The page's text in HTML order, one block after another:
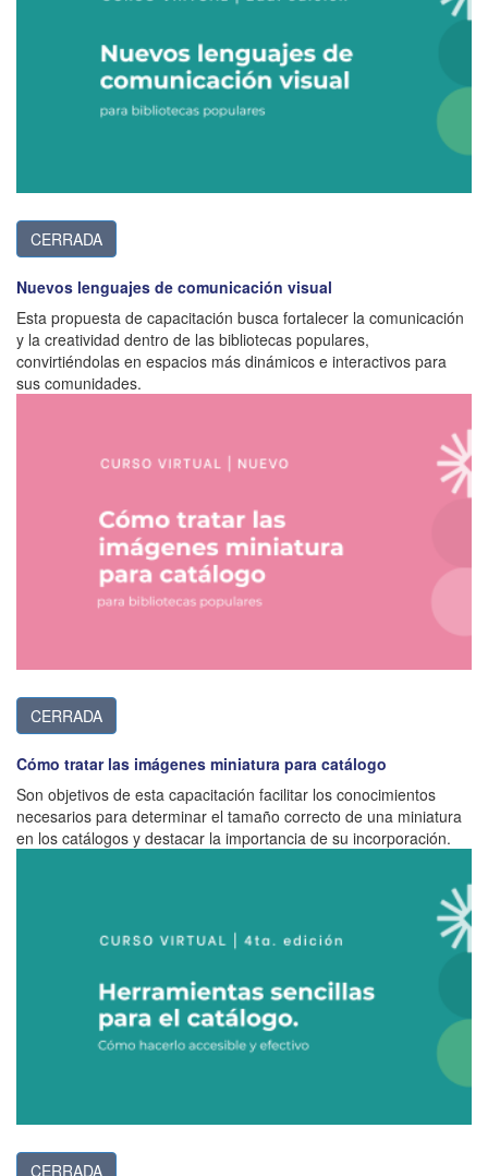
CERRADA
Nuevos lenguajes de comunicación visual
Esta propuesta de capacitación busca fortalecer la comunicación
y la creatividad dentro de las bibliotecas populares,
convirtiéndolas en espacios más dinámicos e interactivos para
sus comunidades.
CERRADA
Cómo tratar las imágenes miniatura para catálogo
Son objetivos de esta capacitación facilitar los conocimientos
necesarios para determinar el tamaño correcto de una miniatura
en los catálogos y destacar la importancia de su incorporación.
CERRADA